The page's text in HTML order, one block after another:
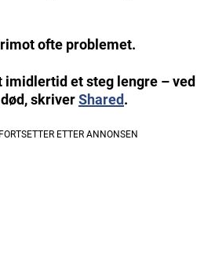
ofte problemet.
et steg lengre – ved
skriverShared.